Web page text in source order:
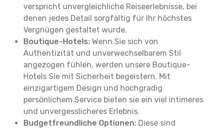
verspricht unvergleichliche Reiseerlebnisse, bei
denen jedes Detail sorgfältig für Ihr höchstes
Vergnügen gestaltet wurde.
Boutique-Hotels: Wenn Sie sich von
Authentizität und unverwechselbarem Stil
angezogen fühlen, werden unsere Boutique-
Hotels Sie mit Sicherheit begeistern. Mit
einzigartigem Design und hochgradig
persönlichem Service bieten sie ein viel intimeres
und unvergesslicheres Erlebnis.
Budgetfreundliche Optionen: Diese sind